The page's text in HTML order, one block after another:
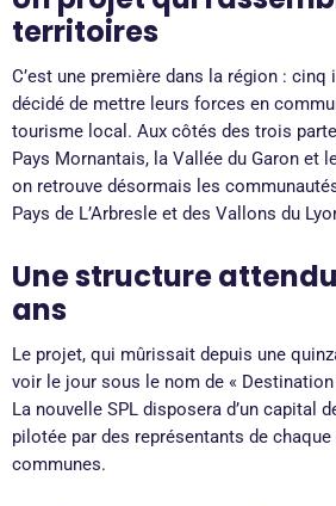
territoires
C’est une première dans la région :
décidé de mettre leurs forces en
tourisme local. Aux côtés des trois
Pays Mornantais, la Vallée du Garon et
on retrouve désormais les
Pays de L’Arbresle et des Vallons du
Une structure
ans
Le projet, qui mûrissait depuis une
voir le jour sous le nom de «
La nouvelle SPL disposera d’un capital
pilotée par des représentants de
communes.